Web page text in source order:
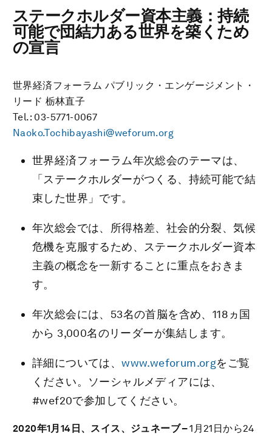
ステークホルダー資本主義：持続
可能で団結力ある世界を築くため
の宣言
世界経済フォーラム パブリック・エンゲージメント・
リード 栃林直子
Tel.: 03-5771-0067
Naoko.Tochibayashi@weforum.org
世界経済フォーラム年次総会のテーマは、
「ステークホルダーがつくる、持続可能で結
束した世界」です。
年次総会では、所得格差、社会的分裂、気候
危機を克服するため、ステークホルダー資本
主義の概念を一新することに重点をおきま
す。
年次総会には、53名の首脳を含め、118ヵ国
から 3,000名のリーダーが集結します。
詳細については、www.weforum.orgをご覧
ください。ソーシャルメディアには、
#wef20で参加してください。
2020年1月14日、 スイス、ジュネーブ–1月21日から24